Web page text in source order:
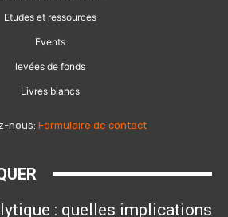
Etudes et ressources
Events
levées de fonds
Livres blancs
nous: Formulaire de contact
: quelles implications